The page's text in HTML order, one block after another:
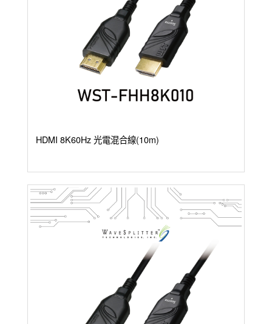
HDMI 8K60Hz 光電混合線(10m)